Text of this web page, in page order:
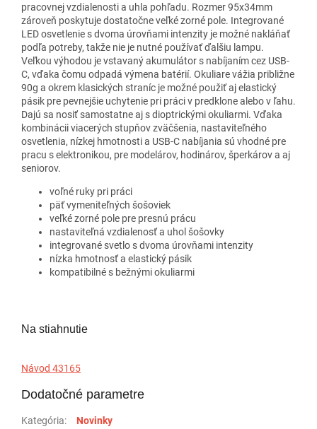
pracovnej vzdialenosti a uhla pohľadu. Rozmer 95x34mm
zároveň poskytuje dostatočne veľké zorné pole. Integrované
LED osvetlenie s dvoma úrovňami intenzity je možné nakláňať
podľa potreby, takže nie je nutné používať ďalšiu lampu.
Veľkou výhodou je vstavaný akumulátor s nabíjaním cez USB-
C, vďaka čomu odpadá výmena batérií. Okuliare vážia približne
90g a okrem klasických straníc je možné použiť aj elastický
pásik pre pevnejšie uchytenie pri práci v predklone alebo v ľahu.
Dajú sa nosiť samostatne aj s dioptrickými okuliarmi. Vďaka
kombinácii viacerých stupňov zväčšenia, nastaviteľného
osvetlenia, nízkej hmotnosti a USB-C nabíjania sú vhodné pre
pracu s elektronikou, pre modelárov, hodinárov, šperkárov a aj
seniorov.
voľné ruky pri práci
päť vymeniteľných šošoviek
veľké zorné pole pre presnú prácu
nastaviteľná vzdialenosť a uhol šošovky
integrované svetlo s dvoma úrovňami intenzity
nízka hmotnosť a elastický pásik
kompatibilné s bežnými okuliarmi
Na stiahnutie
Návod 43165
Dodatočné parametre
Kategória:
Novinky